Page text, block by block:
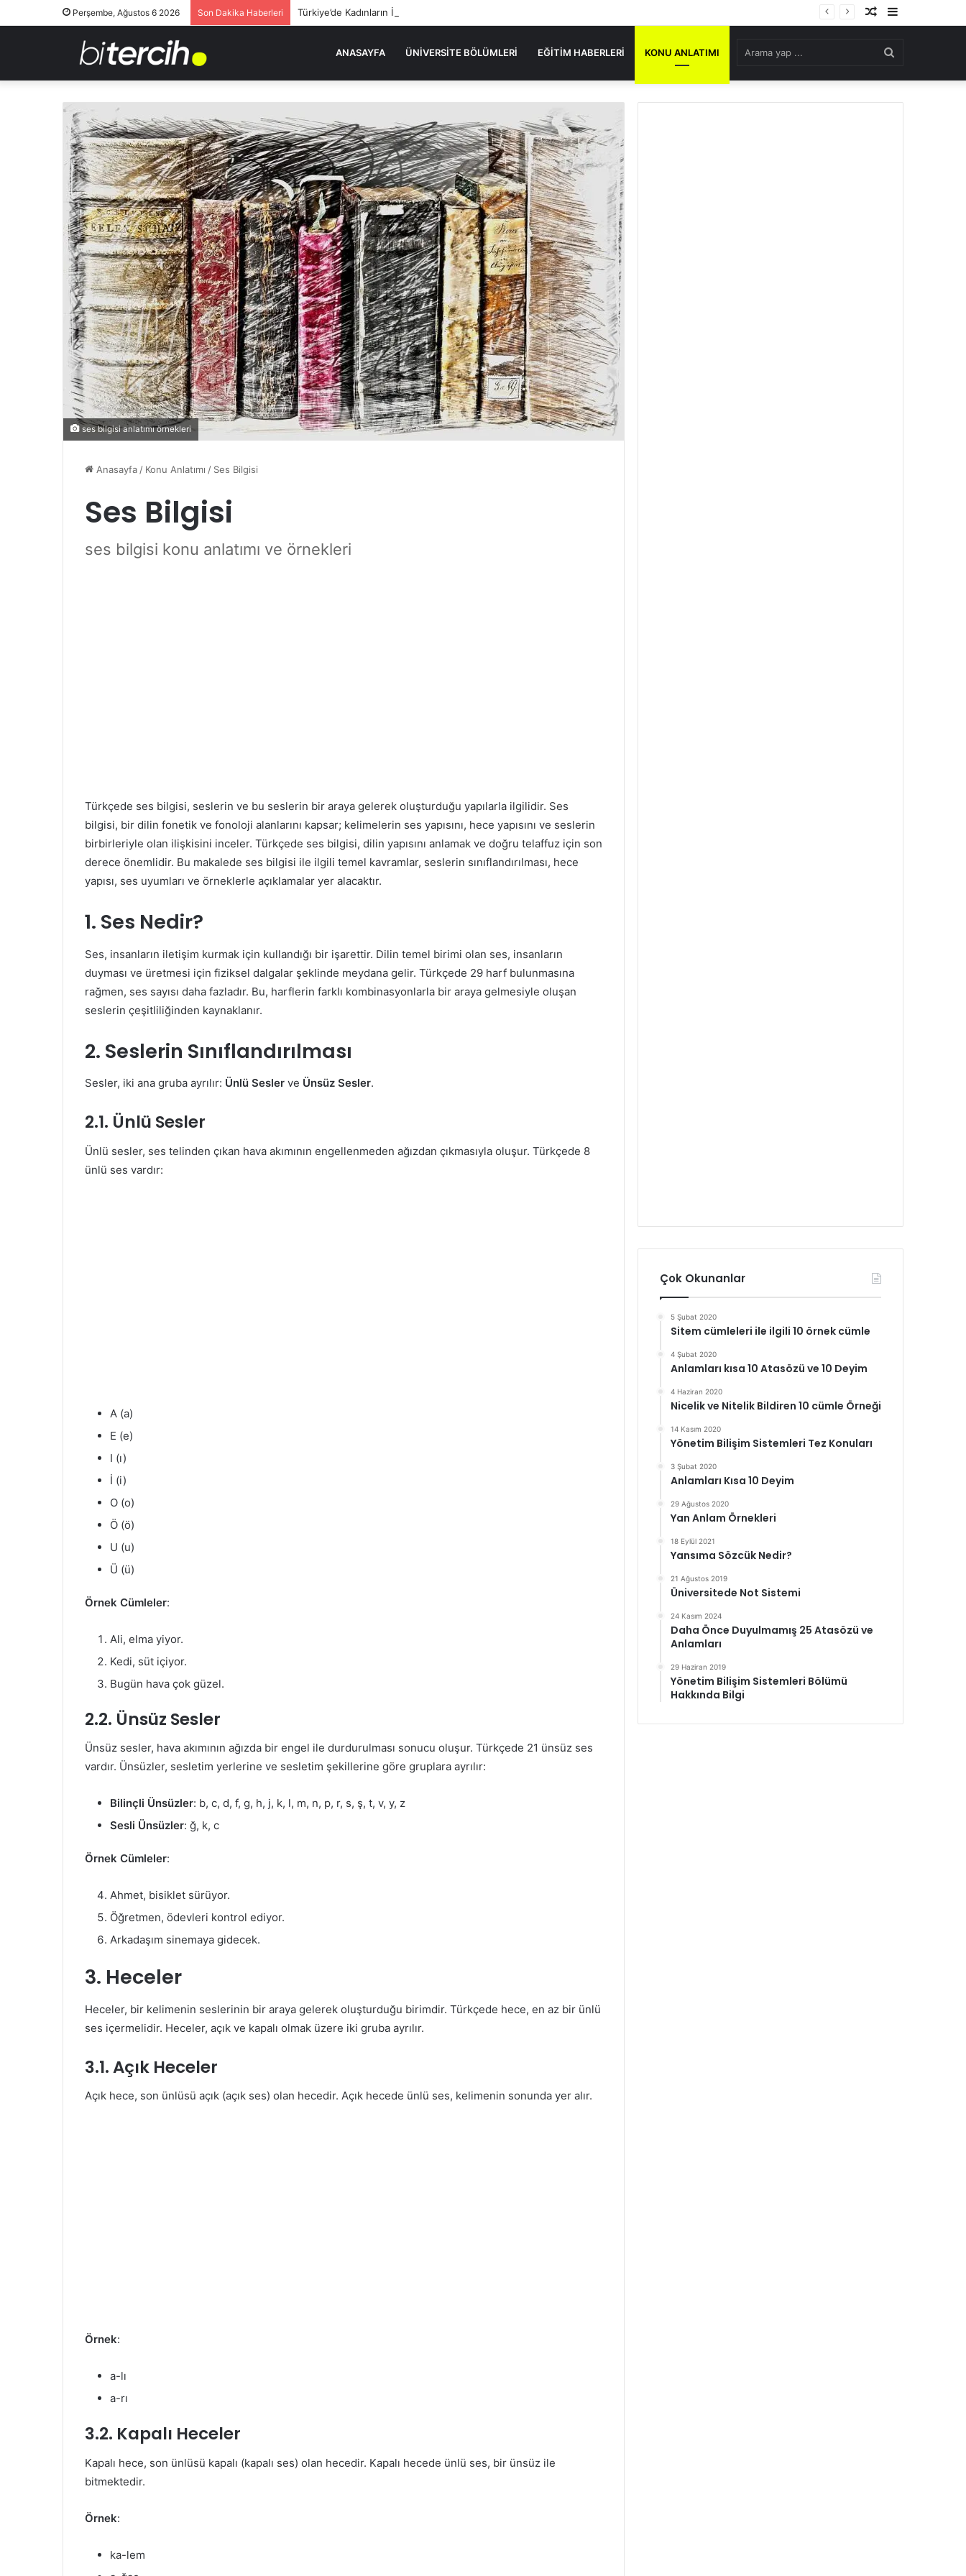
Perşembe, Ağustos 6 2026 Son Dakika Haberleri Türkiye’de Kadınların İlk Kez Başarıyla Yer Aldığı Sektörler
Kenar
Rastgele
ANASAYFA ÜNIVERSITE BÖLÜMLERI EĞITIM HABERLERI KONU ANLATIMI
yap
ses bilgisi anlatımı örnekleri
Anasayfa / Konu Anlatımı / Ses Bilgisi
Ses Bilgisi
ses bilgisi konu anlatımı ve örnekleri
Türkçede ses bilgisi, seslerin ve bu seslerin bir araya gelerek oluşturduğu yapılarla ilgilidir. Ses
bilgisi, bir dilin fonetik ve fonoloji alanlarını kapsar; kelimelerin ses yapısını, hece yapısını ve seslerin
birbirleriyle olan ilişkisini inceler. Türkçede ses bilgisi, dilin yapısını anlamak ve doğru telaffuz için son
derece önemlidir. Bu makalede ses bilgisi ile ilgili temel kavramlar, seslerin sınıflandırılması, hece
yapısı, ses uyumları ve örneklerle açıklamalar yer alacaktır.
1. Ses Nedir?
Ses, insanların iletişim kurmak için kullandığı bir işarettir. Dilin temel birimi olan ses, insanların
duyması ve üretmesi için fiziksel dalgalar şeklinde meydana gelir. Türkçede 29 harf bulunmasına
rağmen, ses sayısı daha fazladır. Bu, harflerin farklı kombinasyonlarla bir araya gelmesiyle oluşan
seslerin çeşitliliğinden kaynaklanır.
2. Seslerin Sınıflandırılması
Sesler, iki ana gruba ayrılır: Ünlü Sesler ve Ünsüz Sesler.
2.1. Ünlü Sesler
Ünlü sesler, ses telinden çıkan hava akımının engellenmeden ağızdan çıkmasıyla oluşur. Türkçede 8
ünlü ses vardır:
A (a)
E (e)
I (ı)
İ (i)
O (o)
Ö (ö)
U (u)
Ü (ü)
Örnek Cümleler:
Ali, elma yiyor.
Kedi, süt içiyor.
Bugün hava çok güzel.
2.2. Ünsüz Sesler
Ünsüz sesler, hava akımının ağızda bir engel ile durdurulması sonucu oluşur. Türkçede 21 ünsüz ses
vardır. Ünsüzler, sesletim yerlerine ve sesletim şekillerine göre gruplara ayrılır:
Bilinçli Ünsüzler: b, c, d, f, g, h, j, k, l, m, n, p, r, s, ş, t, v, y, z
Sesli Ünsüzler: ğ, k, c
Örnek Cümleler:
Ahmet, bisiklet sürüyor.
Öğretmen, ödevleri kontrol ediyor.
Arkadaşım sinemaya gidecek.
3. Heceler
Heceler, bir kelimenin seslerinin bir araya gelerek oluşturduğu birimdir. Türkçede hece, en az bir ünlü
ses içermelidir. Heceler, açık ve kapalı olmak üzere iki gruba ayrılır.
3.1. Açık Heceler
Açık hece, son ünlüsü açık (açık ses) olan hecedir. Açık hecede ünlü ses, kelimenin sonunda yer alır.
Örnek:
a-lı
a-rı
3.2. Kapalı Heceler
Kapalı hece, son ünlüsü kapalı (kapalı ses) olan hecedir. Kapalı hecede ünlü ses, bir ünsüz ile
bitmektedir.
Örnek:
ka-lem
Çok Okunanlar
5 Şubat 2020
Sitem cümleleri ile ilgili 10 örnek cümle
4 Şubat 2020
Anlamları kısa 10 Atasözü ve 10 Deyim
4 Haziran 2020
Nicelik ve Nitelik Bildiren 10 cümle Örneği
14 Kasım 2020
Yönetim Bilişim Sistemleri Tez Konuları
3 Şubat 2020
Anlamları Kısa 10 Deyim
29 Ağustos 2020
Yan Anlam Örnekleri
18 Eylül 2021
Yansıma Sözcük Nedir?
21 Ağustos 2019
Üniversitede Not Sistemi
24 Kasım 2024
Daha Önce Duyulmamış 25 Atasözü ve
Anlamları
29 Haziran 2019
Yönetim Bilişim Sistemleri Bölümü
Hakkında Bilgi